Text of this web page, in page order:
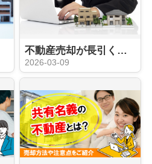
不動産売却が長引く原因とは？対処法とポイントをご紹介
2026-03-09